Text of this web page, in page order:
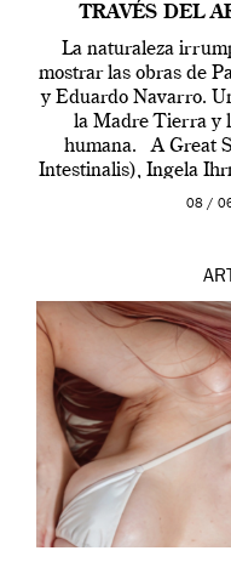
TRAVÉS DEL
La naturaleza
mostrar las obras de
y Eduardo Navarro.
la Madre Tierra y
humana. A Great
Intestinalis), Ingela
Madrid
08 /
ART